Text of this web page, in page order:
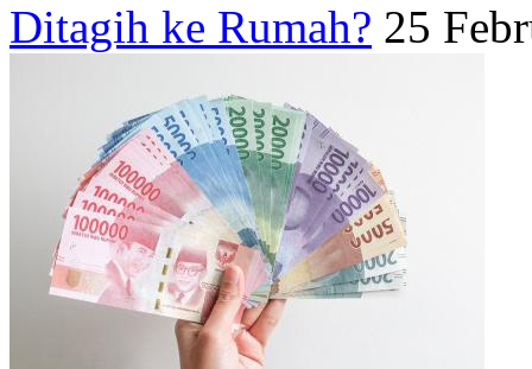
Ditagih ke Rumah? 25